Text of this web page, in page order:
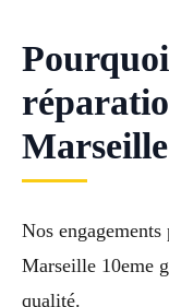
Nos
Marseille 10eme
qualité.